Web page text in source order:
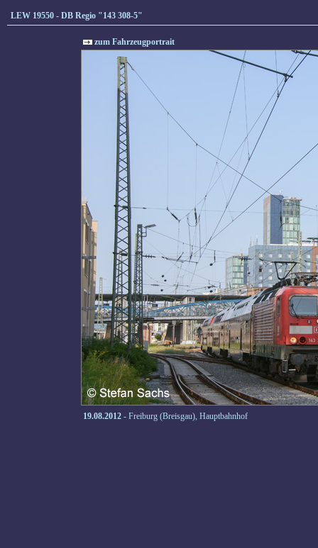
LEW 19550 - DB Regio "143 308-5"
zum Fahrzeugportrait
19.08.2012 - Freiburg (Breisgau), Hauptbahnhof